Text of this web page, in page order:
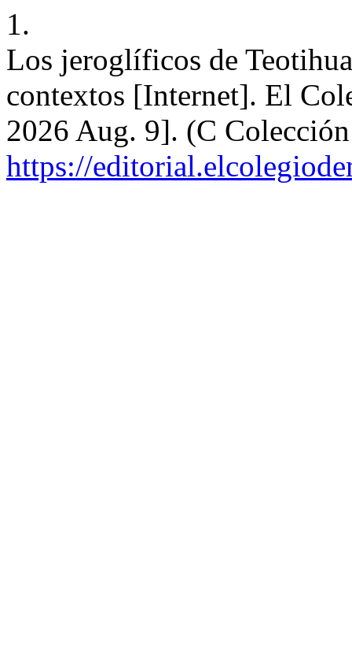
1.
Los jeroglíficos de
contextos [Internet]. El
2026 Aug. 9]. (C
https://